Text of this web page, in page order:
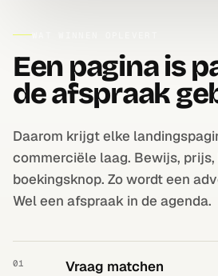
Een pagina is
de afspraak
Daarom krijgt elke
commerciële laag. Bewijs,
boekingsknop. Zo wordt een
Wel een afspraak in de agenda.
01 Vraag matchen